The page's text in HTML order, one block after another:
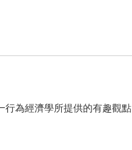
行為經濟學所提供的有趣觀點